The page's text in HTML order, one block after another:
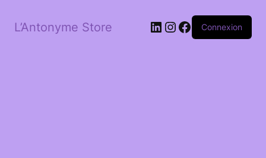
L’Antonyme Store LinkedIn
Instagram
Facebook
Connexion